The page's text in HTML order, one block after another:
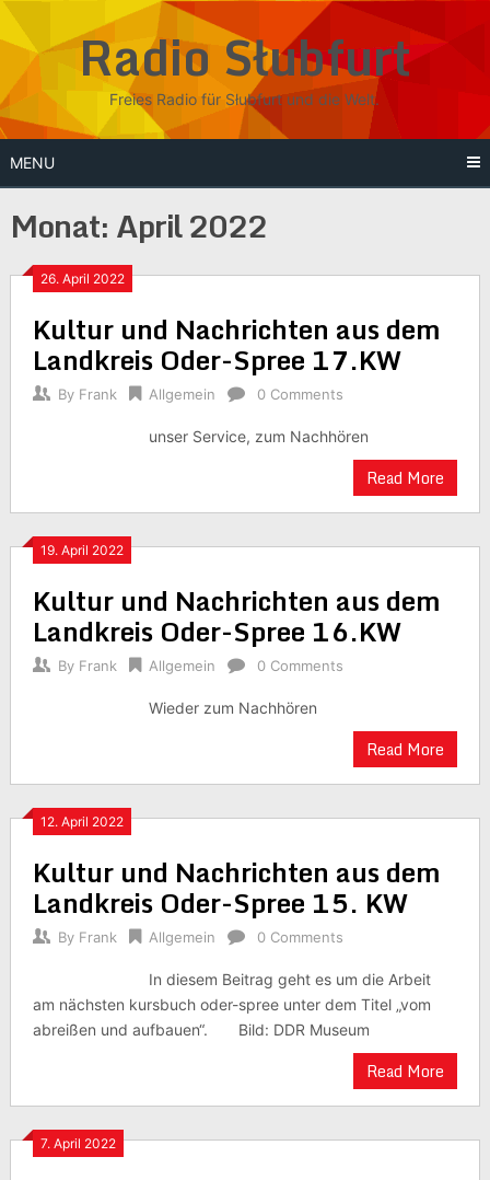
Skip
to
content
Radio Słubfurt
Freies Radio für Słubfurt und die Welt.
MENU
Monat:April 2022
26. April 2022
Kultur und Nachrichten aus dem
Landkreis Oder-Spree 17.KW
By Frank Allgemein 0 Comments
unser Service, zum Nachhören
Read More
19. April 2022
Kultur und Nachrichten aus dem
Landkreis Oder-Spree 16.KW
By Frank Allgemein 0 Comments
Wieder zum Nachhören
Read More
12. April 2022
Kultur und Nachrichten aus dem
Landkreis Oder-Spree 15. KW
By Frank Allgemein 0 Comments
In diesem Beitrag geht es um die Arbeit
am nächsten kursbuch oder-spree unter dem Titel „vom
abreißen und aufbauen“. Bild: DDR Museum
Read More
7. April 2022